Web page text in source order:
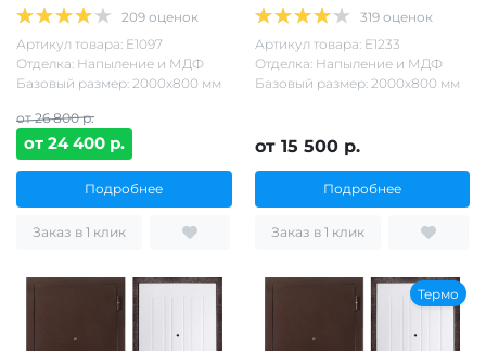
209 оценок
Артикул товара: Е1097
Отделка: Напыление и МДФ
Базовый размер: 2000х800 мм
от 26 800 р.
от 24 400 р.
Подробнее
Заказ в 1 клик
319 оценок
Артикул товара: Е1233
Отделка: Напыление и МДФ
Базовый размер: 2000х800 мм
от 15 500 р.
Подробнее
Заказ в 1 клик
Термо